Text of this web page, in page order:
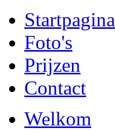
Startpagina
Foto's
Prijzen
Contact
Welkom